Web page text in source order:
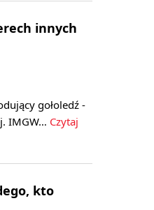
innych
gołoledź -
IMGW… Czytaj
kto